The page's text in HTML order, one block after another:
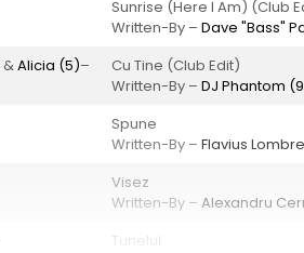
Sunrise (Here I Am) (Club
Written-By – Dave "Bass"
&Alicia (5)–
Cu Tine (Club Edit)
Written-By – DJ Phantom
Spune
Written-By – Flavius
Visez
Written-By – Alexandru
Tunelul